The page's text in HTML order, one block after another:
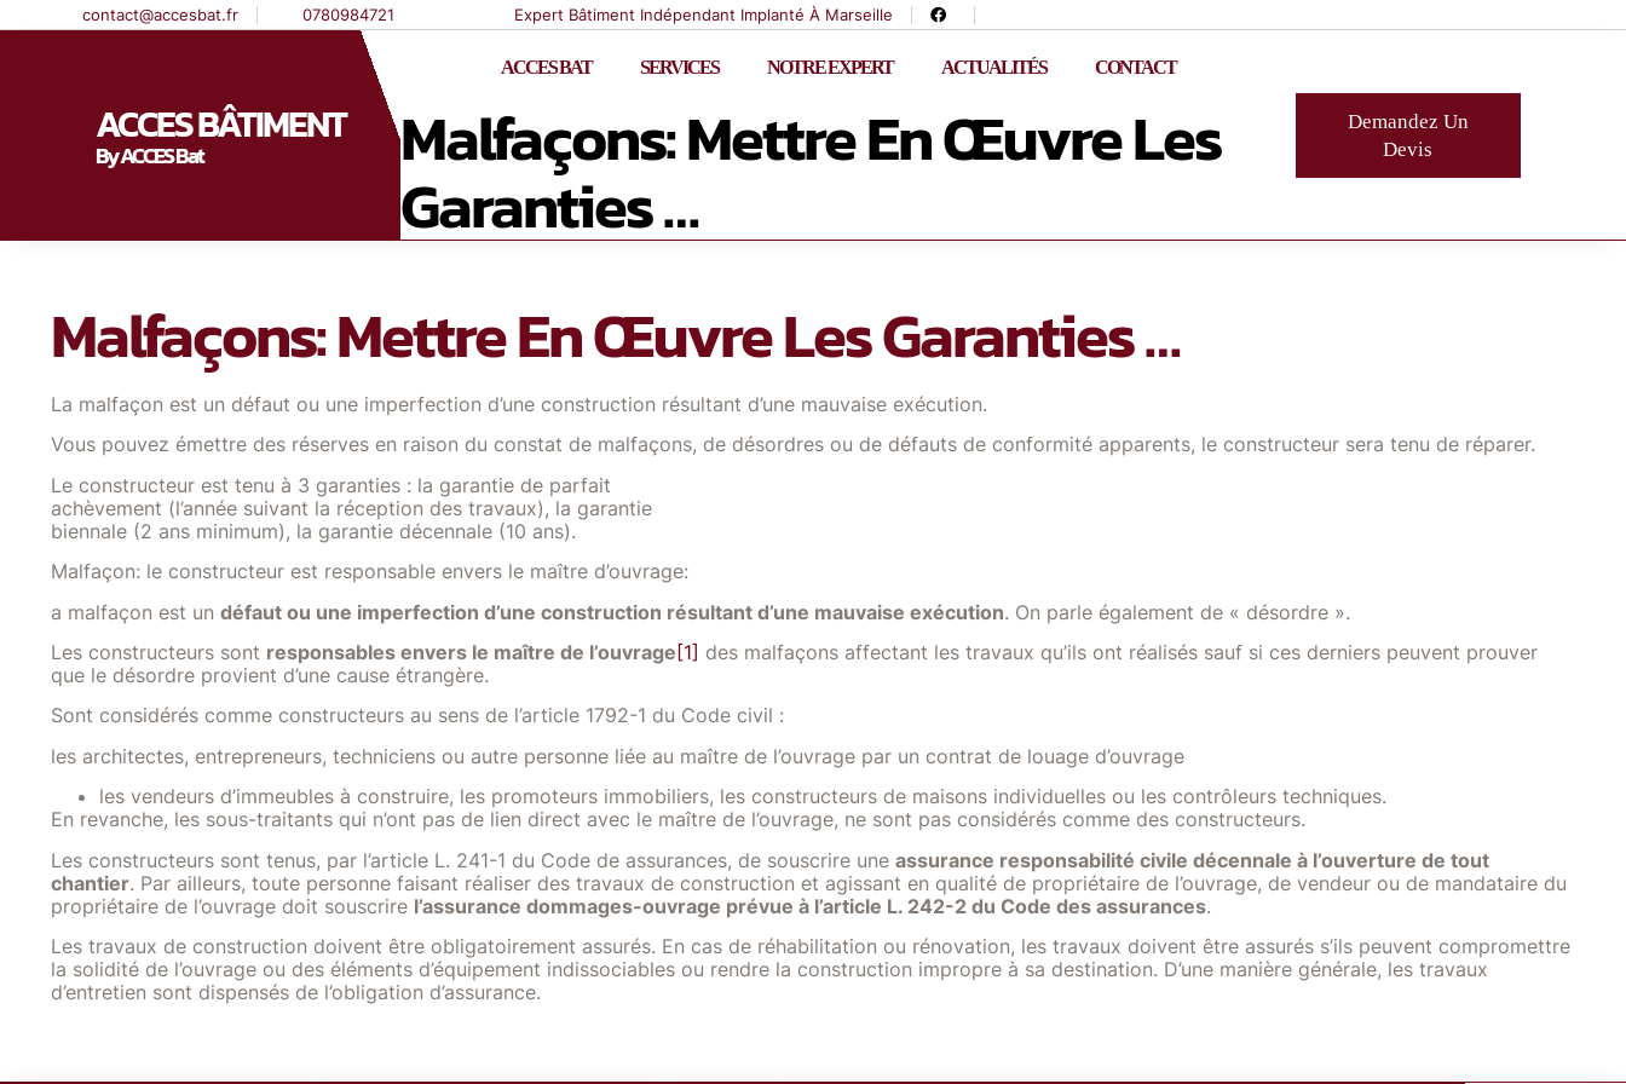
contact@accesbat.fr 0780984721 Expert Bâtiment Indépendant Implanté À Marseille
ACCES BÂTIMENT
By ACCES Bat
ACCES BAT SERVICES NOTRE EXPERT ACTUALITÉS CONTACT
Malfaçons: Mettre En Œuvre Les
Garanties …
Demandez Un
Devis
Malfaçons: Mettre En Œuvre Les Garanties …
La malfaçon est un défaut ou une imperfection d’une construction résultant d’une mauvaise exécution.
Vous pouvez émettre des réserves en raison du constat de malfaçons, de désordres ou de défauts de conformité apparents, le constructeur sera tenu de réparer.
Le constructeur est tenu à 3 garanties : la garantie de parfait
achèvement (l’année suivant la réception des travaux), la garantie
biennale (2 ans minimum), la garantie décennale (10 ans).
Malfaçon: le constructeur est responsable envers le maître d’ouvrage:
a malfaçon est un défaut ou une imperfection d’une construction résultant d’une mauvaise exécution. On parle également de « désordre ».
Les constructeurs sont responsables envers le maître de l’ouvrage[1] des malfaçons affectant les travaux qu’ils ont réalisés sauf si ces derniers peuvent prouver
que le désordre provient d’une cause étrangère.
Sont considérés comme constructeurs au sens de l’article 1792-1 du Code civil :
les architectes, entrepreneurs, techniciens ou autre personne liée au maître de l’ouvrage par un contrat de louage d’ouvrage
les vendeurs d’immeubles à construire, les promoteurs immobiliers, les constructeurs de maisons individuelles ou les contrôleurs techniques.
En revanche, les sous-traitants qui n’ont pas de lien direct avec le maître de l’ouvrage, ne sont pas considérés comme des constructeurs.
Les constructeurs sont tenus, par l’article L. 241-1 du Code de assurances, de souscrire une assurance responsabilité civile décennale à l’ouverture de tout
chantier. Par ailleurs, toute personne faisant réaliser des travaux de construction et agissant en qualité de propriétaire de l’ouvrage, de vendeur ou de mandataire du
propriétaire de l’ouvrage doit souscrire l’assurance dommages-ouvrage prévue à l’article L. 242-2 du Code des assurances.
Les travaux de construction doivent être obligatoirement assurés. En cas de réhabilitation ou rénovation, les travaux doivent être assurés s’ils peuvent compromettre
la solidité de l’ouvrage ou des éléments d’équipement indissociables ou rendre la construction impropre à sa destination. D’une manière générale, les travaux
d’entretien sont dispensés de l’obligation d’assurance.